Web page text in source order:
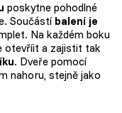
poskytne pohodlné
Součástí balení je
Na každém boku
otevříit a zajistit tak
. Dveře pomocí
nahoru, stejně jako